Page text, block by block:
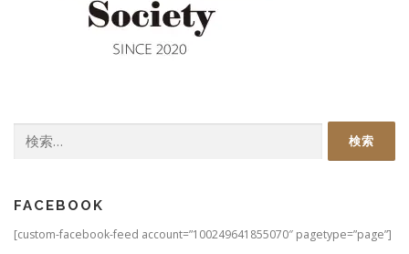
索:
FACEBOOK
[custom-facebook-feed account=”100249641855070″ pagetype=”page”]